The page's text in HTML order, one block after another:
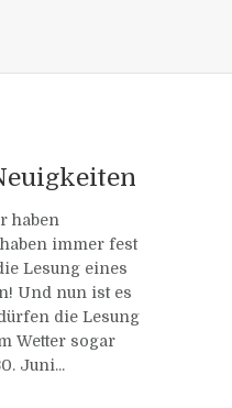
haben
immer fest
Lesung eines
Und nun ist es
die Lesung
Wetter sogar
Juni...